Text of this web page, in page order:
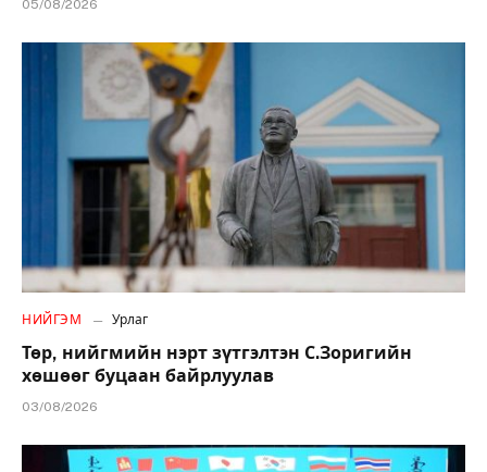
05/08/2026
НИЙГЭМ Урлаг
Төр, нийгмийн нэрт зүтгэлтэн С.Зоригийн
хөшөөг буцаан байрлуулав
03/08/2026